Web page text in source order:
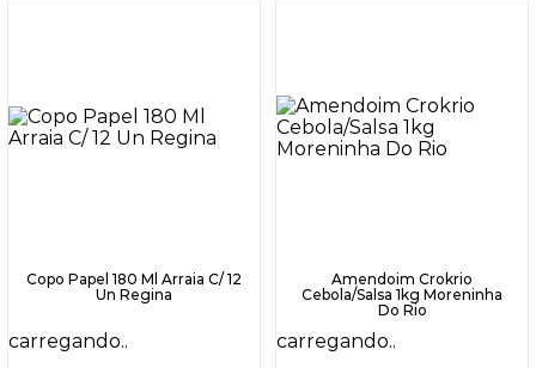
Copo Papel 180 Ml Arraia C/ 12
Un Regina
carregando..
Amendoim Crokrio
Cebola/Salsa 1kg Moreninha
Do Rio
carregando..